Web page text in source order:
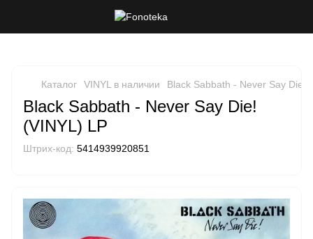
Каталог VINYL в наличии Black Sabbath - Never Say Die!
Black Sabbath - Never Say Die!
(VINYL) LP
Штрих-код: 5414939920851